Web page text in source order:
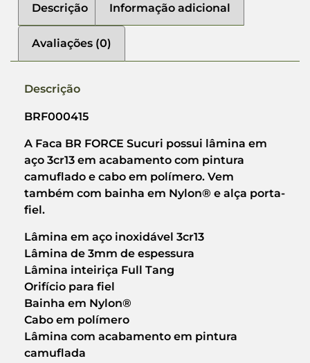
Descrição Informação adicional
Avaliações (0)
Descrição
BRF000415
A Faca BR FORCE Sucuri possui lâmina em
aço 3cr13 em acabamento com pintura
camuflado e cabo em polímero. Vem
também com bainha em Nylon® e alça porta-
fiel.
Lâmina em aço inoxidável 3cr13
Lâmina de 3mm de espessura
Lâmina inteiriça Full Tang
Orifício para fiel
Bainha em Nylon®
Cabo em polímero
Lâmina com acabamento em pintura
camuflada